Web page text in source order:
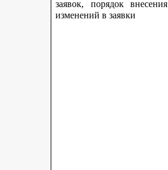
заявок, порядок внесения
изменений в заявки